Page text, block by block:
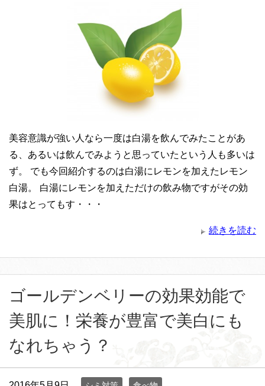
美容意識が強い人なら一度は白湯を飲んでみたことがあ
る、あるいは飲んでみようと思っていたという人も多いは
ず。 でも今回紹介するのは白湯にレモンを加えたレモン
白湯。 白湯にレモンを加えただけの飲み物ですがその効
果はとってもす・・・
続きを読む
ゴールデンベリーの効果効能で
美肌に！栄養が豊富で美白にも
なれちゃう？